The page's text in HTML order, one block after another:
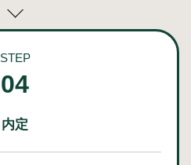
STEP
04
内定